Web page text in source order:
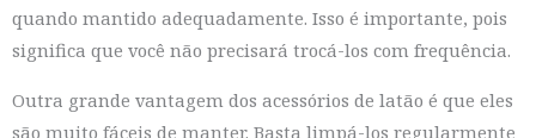
quando mantido adequadamente. Isso é importante, pois
significa que você não precisará trocá-los com frequência.
Outra grande vantagem dos acessórios de latão é que eles
são muito fáceis de manter. Basta limpá-los regularmente